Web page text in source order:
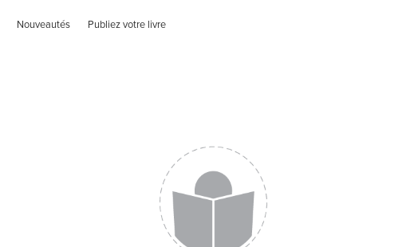
Nouveautés Publiez votre livre